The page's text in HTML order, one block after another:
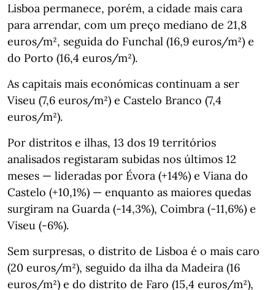
Lisboa permanece, porém, a cidade mais cara
para arrendar, com um preço mediano de 21,8
euros/m², seguida do Funchal (16,9 euros/m²) e
do Porto (16,4 euros/m²).
As capitais mais económicas continuam a ser
Viseu (7,6 euros/m²) e Castelo Branco (7,4
euros/m²).
Por distritos e ilhas, 13 dos 19 territórios
analisados registaram subidas nos últimos 12
meses — lideradas por Évora (+14%) e Viana do
Castelo (+10,1%) — enquanto as maiores quedas
surgiram na Guarda (-14,3%), Coimbra (-11,6%) e
Viseu (-6%).
Sem surpresas, o distrito de Lisboa é o mais caro
(20 euros/m²), seguido da ilha da Madeira (16
euros/m²) e do distrito de Faro (15,4 euros/m²),